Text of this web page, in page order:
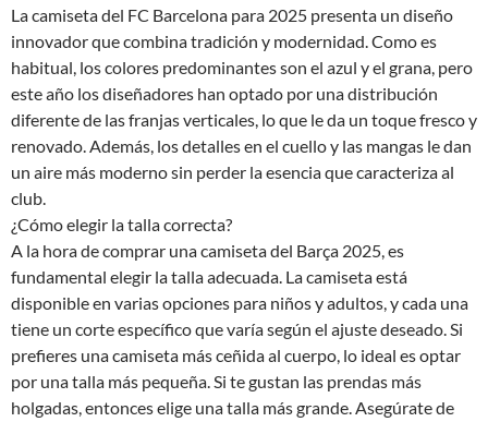
La camiseta del FC Barcelona para 2025 presenta un diseño
innovador que combina tradición y modernidad. Como es
habitual, los colores predominantes son el azul y el grana, pero
este año los diseñadores han optado por una distribución
diferente de las franjas verticales, lo que le da un toque fresco y
renovado. Además, los detalles en el cuello y las mangas le dan
un aire más moderno sin perder la esencia que caracteriza al
club.
¿Cómo elegir la talla correcta?
A la hora de comprar una camiseta del Barça 2025, es
fundamental elegir la talla adecuada. La camiseta está
disponible en varias opciones para niños y adultos, y cada una
tiene un corte específico que varía según el ajuste deseado. Si
prefieres una camiseta más ceñida al cuerpo, lo ideal es optar
por una talla más pequeña. Si te gustan las prendas más
holgadas, entonces elige una talla más grande. Asegúrate de